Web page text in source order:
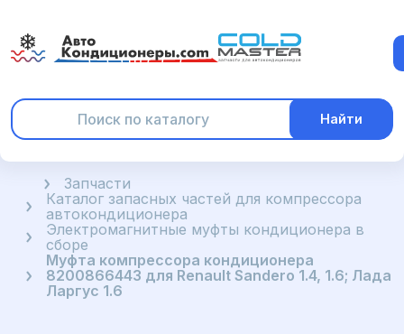
Найти
ГлавнаяЗапчасти
Каталог запасных частей для компрессора
автокондиционера
Электромагнитные муфты кондиционера в
сборе
Муфта компрессора кондиционера
8200866443 для Renault Sandero 1.4, 1.6; Лада
Ларгус 1.6